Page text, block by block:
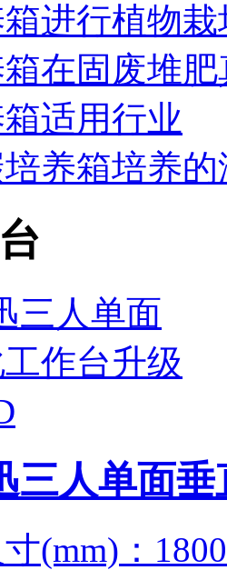
进行植物
在固废堆
适用行业
养箱培养
三人单面
(mm)：